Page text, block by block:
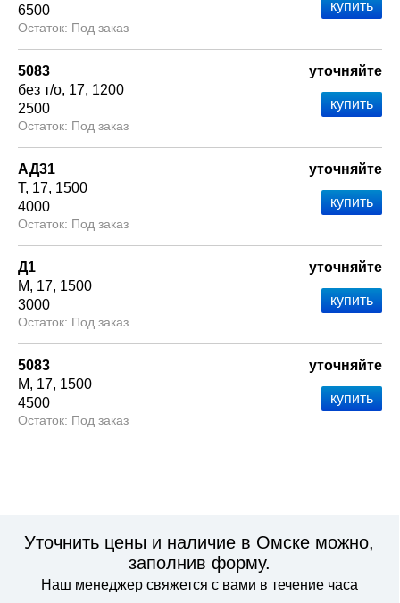
6500
Под заказ
5083
без т/о 17 1200
2500
Под заказ
уточняйте
АД31
Т 17 1500
4000
Под заказ
уточняйте
Д1
М
17 1500
3000
Под заказ
уточняйте
5083
М
17 1500
4500
Под заказ
уточняйте
Уточнить цены и наличие в Омске можно,
заполнив форму.
Наш менеджер свяжется с вами в течение часа